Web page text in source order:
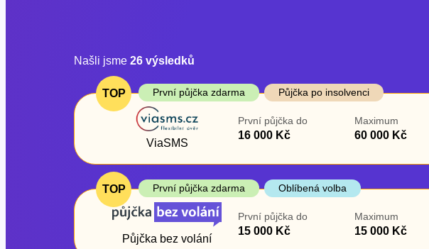
Cena
Od
První půjčka zdarma
ano
Našli jsme 26 výsledků
TOP První půjčka zdarma Půjčka po insolvenci
ViaSMS
První půjčka do
16 000 Kč
Maximum
60 000 Kč
TOP První půjčka zdarma Oblíbená volba
Půjčka bez volání
První půjčka do
15 000 Kč
Maximum
15 000 Kč